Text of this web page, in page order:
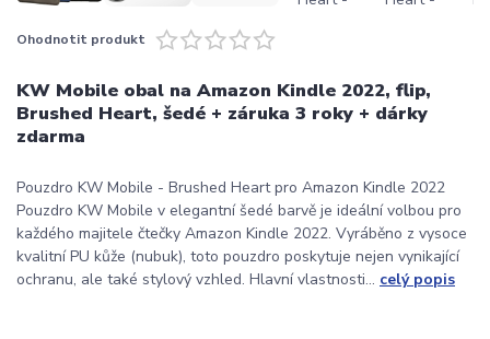
Ohodnotit produkt
KW Mobile obal na Amazon Kindle 2022, flip,
Brushed Heart, šedé + záruka 3 roky + dárky
zdarma
Pouzdro KW Mobile - Brushed Heart pro Amazon Kindle 2022
Pouzdro KW Mobile v elegantní šedé barvě je ideální volbou pro
každého majitele čtečky Amazon Kindle 2022. Vyráběno z vysoce
kvalitní PU kůže (nubuk), toto pouzdro poskytuje nejen vynikající
ochranu, ale také stylový vzhled. Hlavní vlastnosti... celý popis